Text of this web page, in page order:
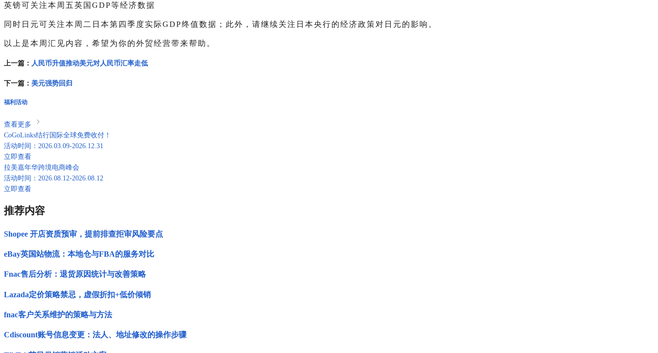
英镑可关注本周五英国GDP等经济数据
同时日元可关注本周二日本第四季度实际GDP终值数据；此外，请继续关注日本央行的经济政策对日元的影响。
以上是本周汇见内容，希望为你的外贸经营带来帮助。
上一篇： 人民币升值推动美元对人民币汇率走低
下一篇： 美元强势回归
福利活动
查看更多
CoGoLinks结行国际全球免费收付！
活动时间：2026.03.09-2026.12.31
立即查看
拉美嘉年华跨境电商峰会
活动时间：2026.08.12-2026.08.12
立即查看
推荐内容
Shopee 开店资质预审，提前排查拒审风险要点
eBay英国站物流：本地仓与FBA的服务对比
Fnac售后分析：退货原因统计与改善策略
Lazada定价策略禁忌，虚假折扣+低价倾销
fnac客户关系维护的策略与方法
Cdiscount账号信息变更：法人、地址修改的操作步骤